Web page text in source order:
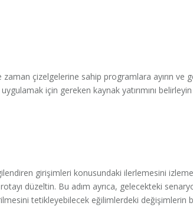
çizelgelerine sahip programlara ayırın ve
için gereken kaynak yatırımını
girişimleri konusundaki ilerlemesini
düzeltin. Bu adım ayrıca, gelecekteki
tetikleyebilecek eğilimlerdeki değişimlerin